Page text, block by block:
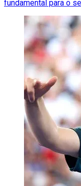
fundamental para o